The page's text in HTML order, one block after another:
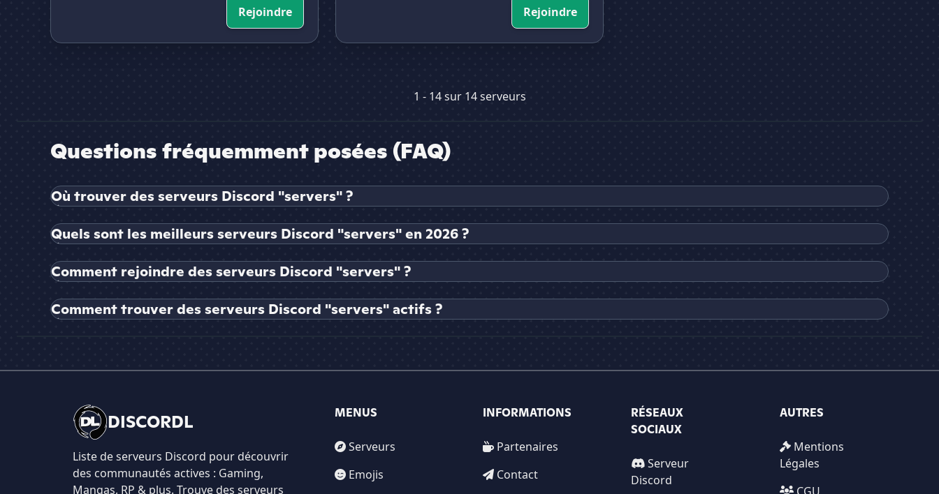
Rejoindre
Rejoindre
1 - 14 sur 14 serveurs
Questions fréquemment posées (FAQ)
Où trouver des serveurs Discord "servers" ?
Quels sont les meilleurs serveurs Discord "servers" en 2026 ?
Comment rejoindre des serveurs Discord "servers" ?
Comment trouver des serveurs Discord "servers" actifs ?
DISCORDL
Liste de serveurs Discord pour découvrir
des communautés actives : Gaming,
Mangas, RP & plus. Trouve des serveurs
MENUS
Serveurs
Emojis
INFORMATIONS
Partenaires
Contact
RÉSEAUX
SOCIAUX
Serveur
Discord
AUTRES
Mentions
Légales